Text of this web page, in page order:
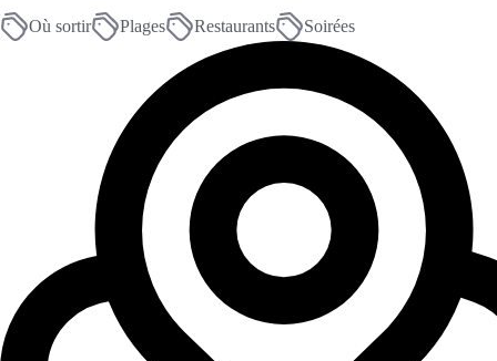
Où sortir Plages Restaurants Soirées